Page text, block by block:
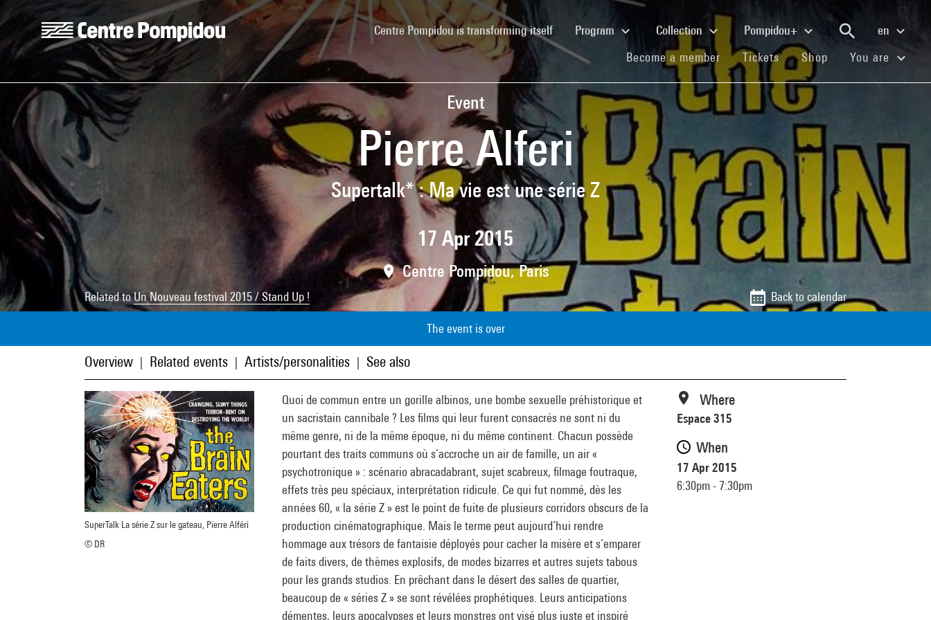
Skip to main content
Centre Pompidou
Centre Pompidou is transforming itself(current)Program Collection Pompidou+
en
Become a member (current)
Tickets(current)
Shop (current)You are
Event
Pierre Alferi
Supertalk* : Ma vie est une série Z
17 Apr 2015
Centre Pompidou, Paris
Related toUn Nouveau festival 2015 / Stand Up ! Back to calendar
The event is over
Overview Related events Artists/personalities See also
SuperTalk La série Z sur le gateau, Pierre Alféri
© DR
Quoi de commun entre un gorille albinos, une bombe sexuelle préhistorique et
un sacristain cannibale ? Les films qui leur furent consacrés ne sont ni du
même genre, ni de la même époque, ni du même continent. Chacun possède
pourtant des traits communs où s’accroche un air de famille, un air «
psychotronique » : scénario abracadabrant, sujet scabreux, filmage foutraque,
effets très peu spéciaux, interprétation ridicule. Ce qui fut nommé, dès les
années 60, « la série Z » est le point de fuite de plusieurs corridors obscurs de la
production cinématographique. Mais le terme peut aujourd’hui rendre
hommage aux trésors de fantaisie déployés pour cacher la misère et s’emparer
de faits divers, de thèmes explosifs, de modes bizarres et autres sujets tabous
pour les grands studios. En prêchant dans le désert des salles de quartier,
beaucoup de « séries Z » se sont révélées prophétiques. Leurs anticipations
démentes, leurs apocalypses et leurs monstres ont visé plus juste et inspiré
Where
Espace 315
When
17 Apr 2015
6:30pm - 7:30pm